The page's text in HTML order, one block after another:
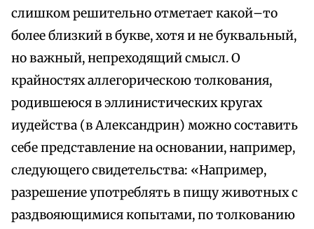
слишком решительно отметает какой–то
более близкий в букве, хотя и не буквальный,
но важный, непреходящий смысл. О
крайностях аллегорическою толкования,
родившеюся в эллинистических кругах
иудейства (в Александрин) можно составить
себе представление на основании, например,
следующего свидетельства: «Например,
разрешение употреблять в пищу животных с
раздвояющимися копытами, по толкованию